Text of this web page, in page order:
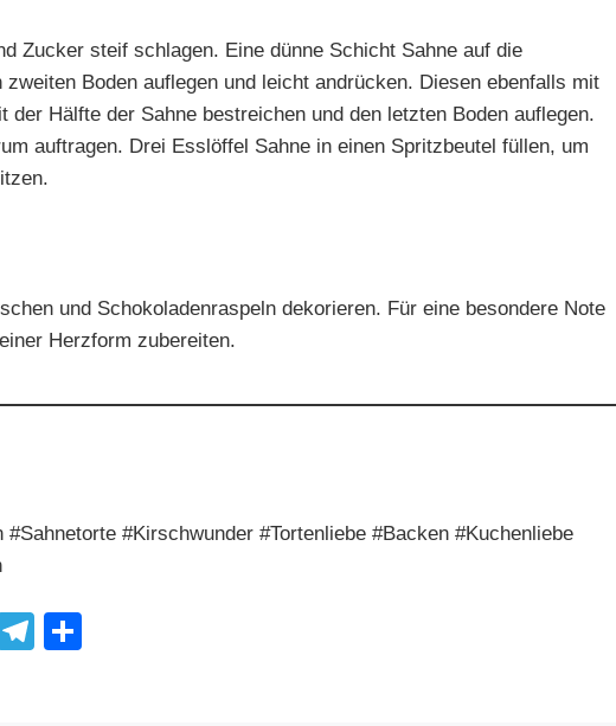
Zucker steif schlagen. Eine dünne Schicht Sahne auf die
Boden auflegen und leicht andrücken. Diesen ebenfalls mit
der Hälfte der Sahne bestreichen und den letzten Boden auflegen.
auftragen. Drei Esslöffel Sahne in einen Spritzbeutel füllen, um
und Schokoladenraspeln dekorieren. Für eine besondere Note
Herzform zubereiten.
#Kirschwunder #Tortenliebe #Backen #Kuchenliebe
T